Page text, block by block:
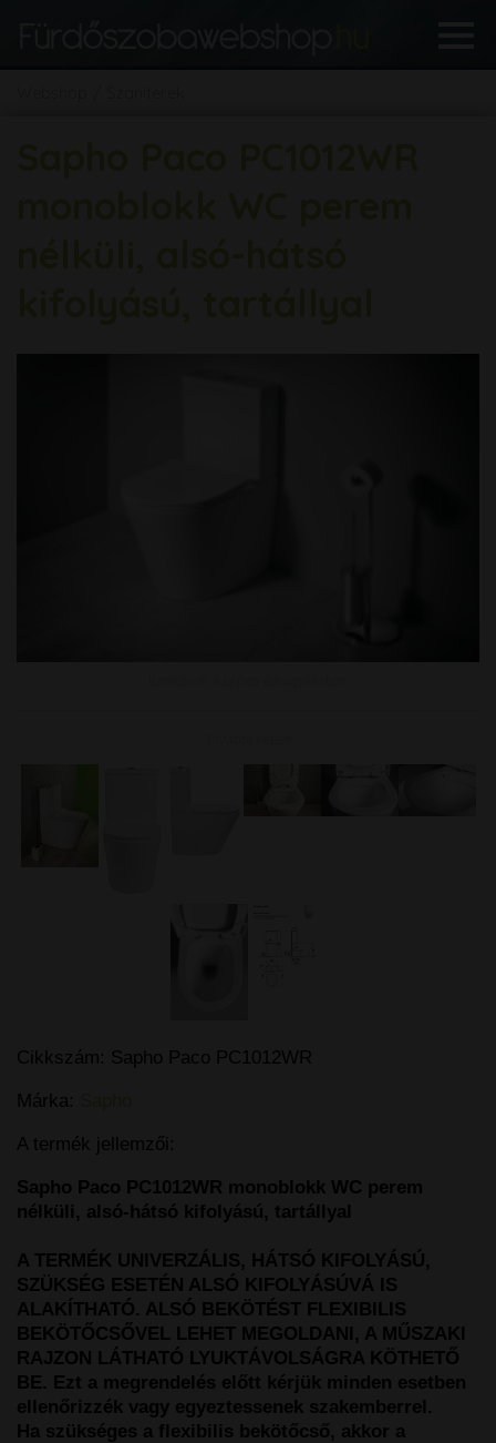
Cikkszám: Sapho Paco PC1012WR
Márka:
A termék jellemzői:
Sapho Paco PC1012WR monoblokk WC perem
nélküli, alsó-hátsó kifolyású, tartállyal
A TERMÉK UNIVERZÁLIS, HÁTSÓ KIFOLYÁSÚ,
SZÜKSÉG ESETÉN ALSÓ KIFOLYÁSÚVÁ IS
ALAKÍTHATÓ. ALSÓ BEKÖTÉST FLEXIBILIS
BEKÖTŐCSŐVEL LEHET MEGOLDANI, A MŰSZAKI
RAJZON LÁTHATÓ LYUKTÁVOLSÁGRA KÖTHETŐ
BE. Ezt a megrendelés előtt kérjük minden esetben
ellenőrizzék vagy egyeztessenek szakemberrel.
Ha szükséges a flexibilis bekötőcső, akkor a